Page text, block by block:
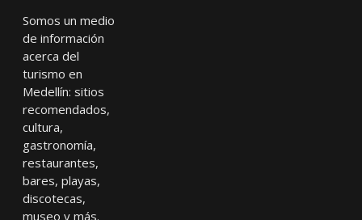
Somos un medio
de información
acerca del
turismo en
Medellín: sitios
recomendados,
cultura,
gastronomía,
restaurantes,
bares, playas,
discotecas,
museo y más.